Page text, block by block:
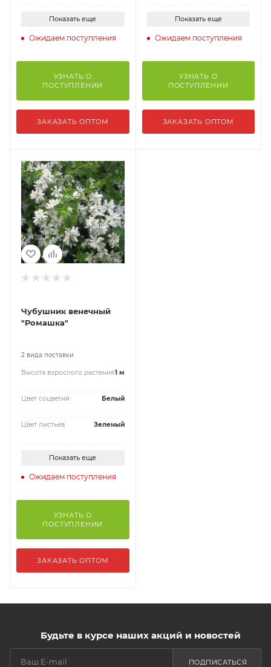
Показать еще
Ожидаем поступления
УЗНАТЬ О
ПОСТУПЛЕНИИ
ЗАКАЗАТЬ ОПТОМ
Показать еще
Ожидаем поступления
УЗНАТЬ О
ПОСТУПЛЕНИИ
ЗАКАЗАТЬ ОПТОМ
Чубушник венечный
"Ромашка"
2 вида поставки
Высота взрослого растения1 м
Цвет соцветий Белый
Цвет листьев Зеленый
Показать еще
Ожидаем поступления
УЗНАТЬ О
ПОСТУПЛЕНИИ
ЗАКАЗАТЬ ОПТОМ
Будьте в курсе наших акций и новостей
ПОДПИСАТЬСЯ